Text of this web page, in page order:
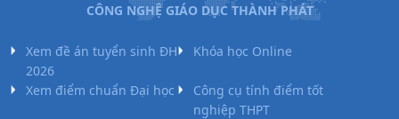
CÔNG NGHỆ GIÁO DỤC THÀNH PHÁT
Xem đề án tuyển sinh ĐH
2026
Khóa học Online
Xem điểm chuẩn Đại học
Công cụ tính điểm tốt
nghiệp THPT